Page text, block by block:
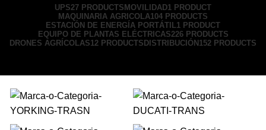
UPS27 PRODUCTS MOVILIDAD1 PRODUCT
MAQUINARIA AGRICOLA104 PRODUCTS
ESTACIÓN DE ENERGÍA PORTÁTIL1 PRODUCT
EQUIPO DE PLANTAS ELÉCTRICAS226 PRODUCTS
DRONES AGRÍCOLAS12 PRODUCTS DISTRIBUCIÓN 152 PRODUCTS